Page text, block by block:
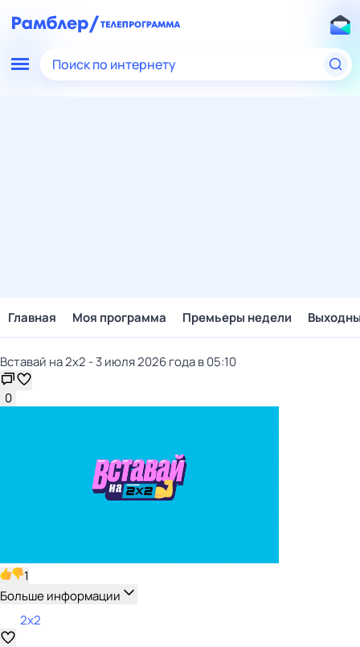
Поиск по интернету
Главная Моя программа Премьеры недели
Вставай на 2х2 - 3 июля 2026 года в 05:10
0
1
Больше информации
2x2